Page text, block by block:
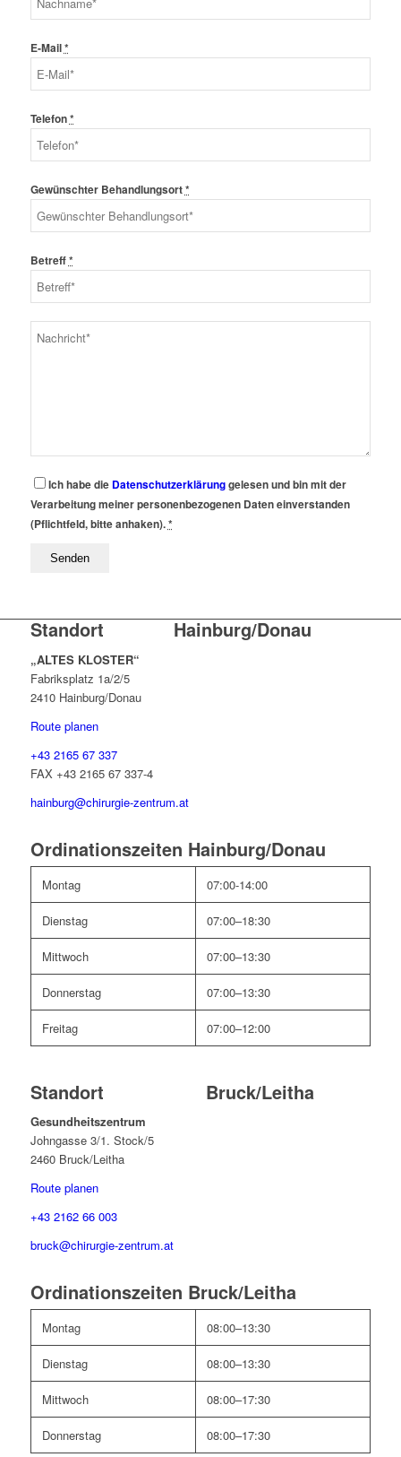
E-Mail*
Telefon*
Gewünschter Behandlungsort*
Betreff*
Ich habe die Datenschutzerklärunggelesen und bin mit der
Verarbeitung meiner personenbezogenen Daten einverstanden
(Pflichtfeld, bitte anhaken).*
Standort Hainburg/Donau
„ALTES KLOSTER“
Fabriksplatz 1a/2/5
2410 Hainburg/Donau
Route planen
+43 2165 67 337
FAX +43 2165 67 337-4
hainburg@chirurgie-zentrum.at
Ordinationszeiten Hainburg/Donau
Montag 07:00-14:00
Dienstag 07:00–18:30
Mittwoch 07:00–13:30
Donnerstag 07:00–13:30
Freitag 07:00–12:00
Standort Bruck/Leitha
Gesundheitszentrum
Johngasse 3/1. Stock/5
2460 Bruck/Leitha
Route planen
+43 2162 66 003
bruck@chirurgie-zentrum.at
Ordinationszeiten Bruck/Leitha
Montag 08:00–13:30
Dienstag 08:00–13:30
Mittwoch 08:00–17:30
Donnerstag 08:00–17:30